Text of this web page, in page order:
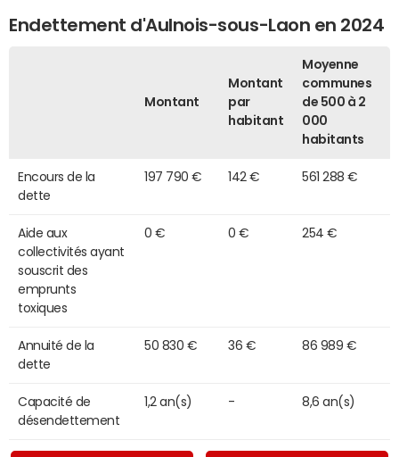
Endettement d'Aulnois-sous-Laon en 2024
Montant
Montant
par
habitant
Moyenne
communes
de 500 à 2
000
habitants
Encours de la
dette
197 790 € 142 € 561 288 €
Aide aux
collectivités ayant
souscrit des
emprunts
toxiques
0 € 0 € 254 €
Annuité de la
dette
50 830 € 36 € 86 989 €
Capacité de
désendettement
1,2 an(s) - 8,6 an(s)